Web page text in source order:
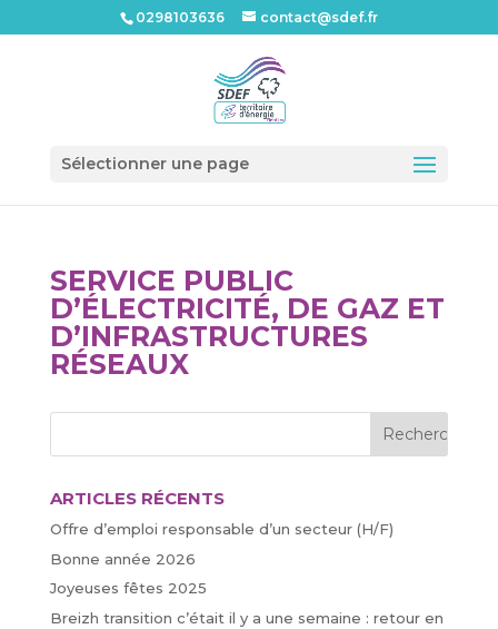
0298103636 contact@sdef.fr
Sélectionner une page
SERVICE PUBLIC
D’ÉLECTRICITÉ, DE GAZ ET
D’INFRASTRUCTURES
RÉSEAUX
ARTICLES RÉCENTS
Offre d’emploi responsable d’un secteur (H/F)
Bonne année 2026
Joyeuses fêtes 2025
Breizh transition c’était il y a une semaine : retour en